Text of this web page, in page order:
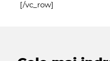
[/vc_row]